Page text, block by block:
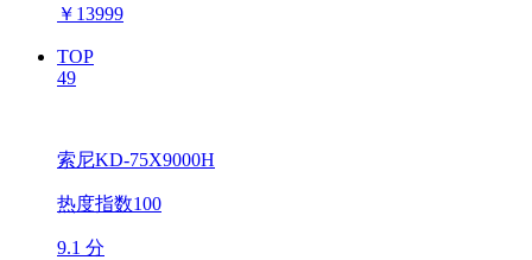
￥ 13999
TOP
49
索尼KD-75X9000H
热度指数100
9.1 分